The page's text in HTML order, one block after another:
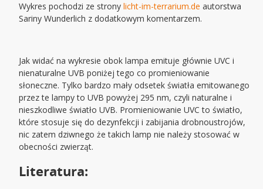
Wykres pochodzi ze stronylicht-im-terrarium.de autorstwa
Sariny Wunderlich z dodatkowym komentarzem.
Jak widać na wykresie obok lampa emituje głównie UVC i
nienaturalne UVB poniżej tego co promieniowanie
słoneczne. Tylko bardzo mały odsetek światła emitowanego
przez te lampy to UVB powyżej 295 nm, czyli naturalne i
nieszkodliwe światło UVB. Promieniowanie UVC to światło,
które stosuje się do dezynfekcji i zabijania drobnoustrojów,
nic zatem dziwnego że takich lamp nie należy stosować w
obecności zwierząt.
Literatura: